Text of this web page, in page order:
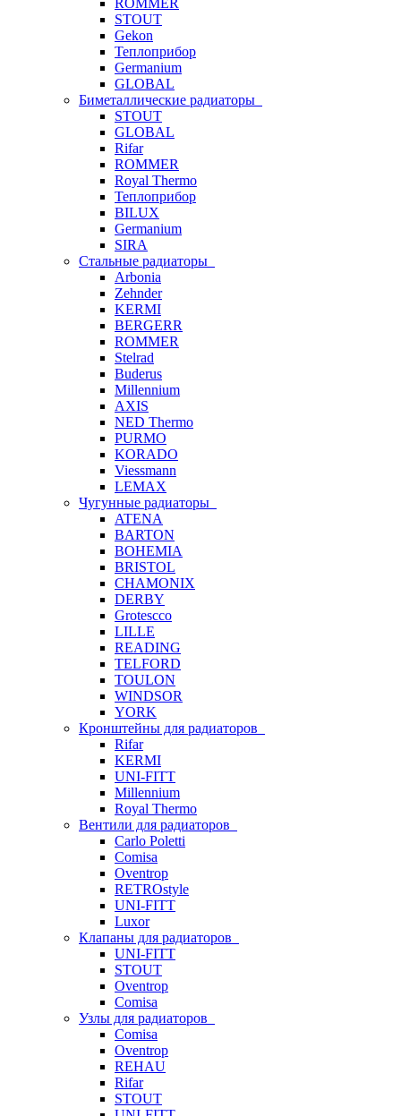
ROMMER
STOUT
Gekon
Теплоприбор
Germanium
GLOBAL
Биметаллические радиаторы
STOUT
GLOBAL
Rifar
ROMMER
Royal Thermo
Теплоприбор
BILUX
Germanium
SIRA
Стальные радиаторы
Arbonia
Zehnder
KERMI
BERGERR
ROMMER
Stelrad
Buderus
Millennium
AXIS
NED Thermo
PURMO
KORADO
Viessmann
LEMAX
Чугунные радиаторы
ATENA
BARTON
BOHEMIA
BRISTOL
CHAMONIX
DERBY
Grotescco
LILLE
READING
TELFORD
TOULON
WINDSOR
YORK
Кронштейны для радиаторов
Rifar
KERMI
UNI-FITT
Millennium
Royal Thermo
Вентили для радиаторов
Carlo Poletti
Comisa
Oventrop
RETROstyle
UNI-FITT
Luxor
Клапаны для радиаторов
UNI-FITT
STOUT
Oventrop
Comisa
Узлы для радиаторов
Comisa
Oventrop
REHAU
Rifar
STOUT